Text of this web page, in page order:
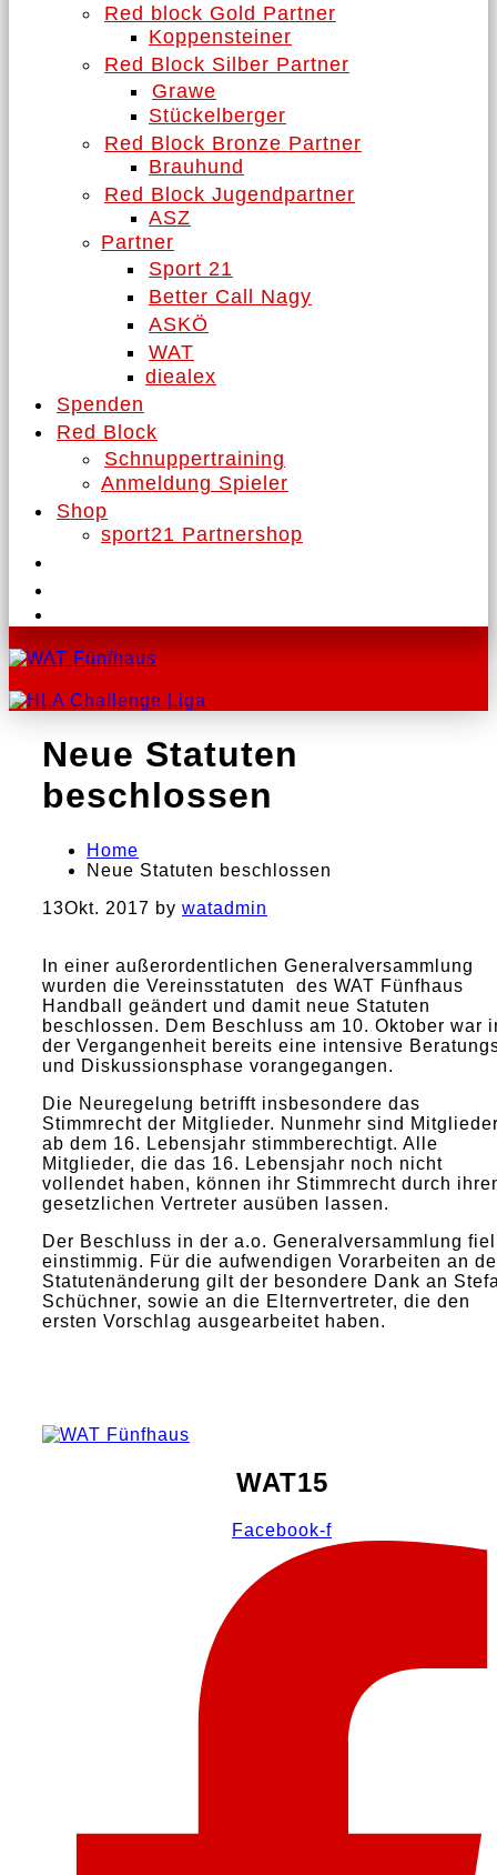
Red block Gold Partner
Koppensteiner
Red Block Silber Partner
Grawe
Stückelberger
Red Block Bronze Partner
Brauhund
Red Block Jugendpartner
ASZ
Partner
Sport 21
Better Call Nagy
ASKÖ
WAT
diealex
Spenden
Red Block
Schnuppertraining
Anmeldung Spieler
Shop
sport21 Partnershop
Neue Statuten
beschlossen
Home
Neue Statuten beschlossen
13Okt. 2017 by watadmin
In einer außerordentlichen Generalversammlung
wurden die Vereinsstatuten des WAT Fünfhaus
Handball geändert und damit neue Statuten
beschlossen. Dem Beschluss am 10. Oktober war
der Vergangenheit bereits eine intensive
und Diskussionsphase vorangegangen.
Die Neuregelung betrifft insbesondere das
Stimmrecht der Mitglieder. Nunmehr sind
ab dem 16. Lebensjahr stimmberechtigt. Alle
Mitglieder, die das 16. Lebensjahr noch nicht
vollendet haben, können ihr Stimmrecht durch
gesetzlichen Vertreter ausüben lassen.
Der Beschluss in der a.o. Generalversammlung fiel
einstimmig. Für die aufwendigen Vorarbeiten an
Statutenänderung gilt der besondere Dank an
Schüchner, sowie an die Elternvertreter, die den
ersten Vorschlag ausgearbeitet haben.
WAT15
Facebook-f